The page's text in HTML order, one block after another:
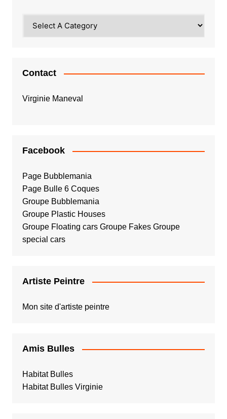
Contact
Virginie Maneval
Facebook
Page Bubblemania
Page Bulle 6 Coques
Groupe Bubblemania
Groupe Plastic Houses
Groupe Floating cars Groupe Fakes Groupe
special cars
Artiste Peintre
Mon site d'artiste peintre
Amis Bulles
Habitat Bulles
Habitat Bulles Virginie